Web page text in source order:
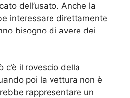
dell’usato. Anche la
interessare direttamente
bisogno di avere dei
c’è il rovescio della
poi la vettura non è
rappresentare un